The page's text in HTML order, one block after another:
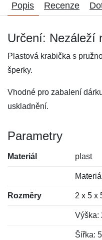
Popis Recenze
Určení: Nezáleží
Plastová krabička s
šperky.
Vhodné pro zabalení
uskladnění.
Parametry
Materiál plast
Rozměry 2 x 5 x
Výška:
Šířka: